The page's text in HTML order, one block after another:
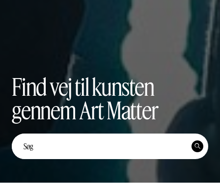
Find vej til kunsten
gennem Art Matter

Unge kunstnerstemmer: Yi
Ten Lai Fernández
Unge Kunstnerstemmer